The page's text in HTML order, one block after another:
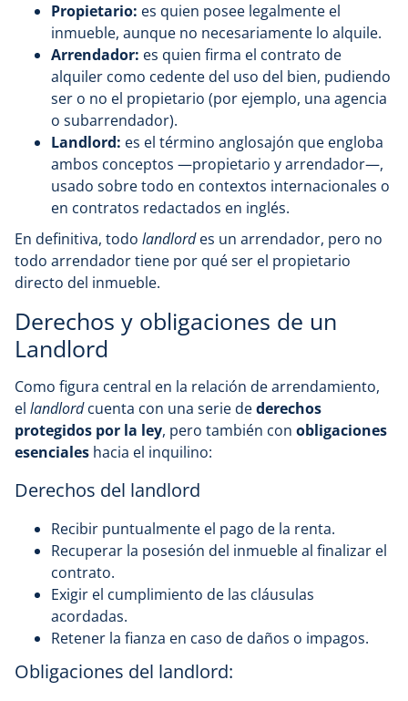
Propietario: es quien posee legalmente el
inmueble, aunque no necesariamente lo alquile.
Arrendador: es quien firma el contrato de
alquiler como cedente del uso del bien, pudiendo
ser o no el propietario (por ejemplo, una agencia
o subarrendador).
Landlord: es el término anglosajón que engloba
ambos conceptos —propietario y arrendador—,
usado sobre todo en contextos internacionales o
en contratos redactados en inglés.
En definitiva, todo landlordes un arrendador, pero no
todo arrendador tiene por qué ser el propietario
directo del inmueble.
Derechos y obligaciones de un
Landlord
Como figura central en la relación de arrendamiento,
el landlordcuenta con una serie dederechos
protegidos por la ley, pero también con obligaciones
esenciales hacia el inquilino:
Derechos del landlord
Recibir puntualmente el pago de la renta.
Recuperar la posesión del inmueble al finalizar el
contrato.
Exigir el cumplimiento de las cláusulas
acordadas.
Retener la fianza en caso de daños o impagos.
Obligaciones del landlord: